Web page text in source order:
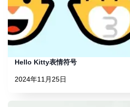
Hello Kitty表情符号
2024年11月25日